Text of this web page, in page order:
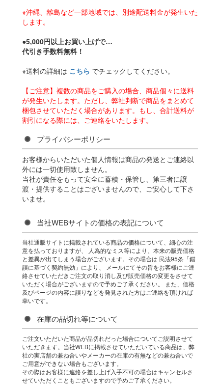
※沖縄、離島など一部地域では、別途配送料金が発生いた
します。
●5,000円以上お買い上げで…
代引き手数料無料！
※送料の詳細は こちら でチェックしてください。
【ご注意】複数の商品をご購入の場合、商品個々に送料
が発生いたします。ただし、弊社判断で商品をまとめて
梱包させていただく場合があります。もし、合計送料が
割引になる際には、ご連絡をいたします。
プライバシーポリシー
お客様からいただいた個人情報は商品の発送とご連絡以
外には一切使用致しません。
当社が責任をもって安全に蓄積・保管し、第三者に譲
渡・提供することはございませんので、ご安心して下さ
いませ。
当社WEBサイトの価格の表記について
当社通販サイトに掲載されている商品の価格について、細心の注
意を払っておりますが、 人為的なミス等により、本来の販売価格
と差異が出てしまう場合がございます。その場合は 民法95条「錯
誤に基づく契約無効」により、 メールにてその旨をお客様にご連
絡させていただきご注文の取り消し及び販売価格の変更をさせて
いただく場合がございますので予めご了承ください。 また、価格
及びページの内容に誤りなどを発見された方はご連絡を頂ければ
幸いです。
在庫の品切れ等について
ご注文いただいた商品が品切れだった場合についてご説明させて
いただきます。当社WEBに掲載させていただいている商品は、弊
社の実店舗の兼ね合いやメーカーの在庫の有無などの兼ね合いで
ご用意ができない場合もございます。
その際はお客様に連絡を差し上げ入手不可の場合はキャンセルさ
せていただくこともございますので予めご了承ください。